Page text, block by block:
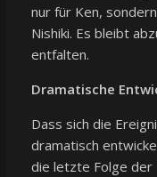
nur für Ken,
Nishiki. Es bleibt
entfalten.
Dramatische
Dass sich die
dramatisch
die letzte Folge der